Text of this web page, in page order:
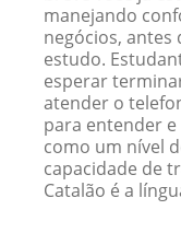
manejando
negócios, antes
estudo.
esperar
atender o
para entender
como um nível
capacidade de
Catalão é a